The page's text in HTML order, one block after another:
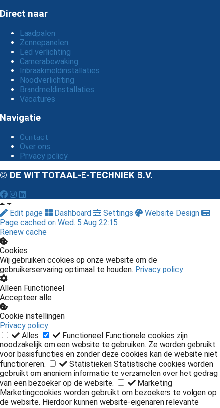
Direct naar
Laadpalen
Zonnepanelen
Led verlichting
Camerabewaking
Inbraakmeldinstallaties
Noodverlichting
Brandmeldinstallaties
Vacatures
Navigatie
Contact
Over ons
Privacy policy
© DE WIT TOTAAL-E-TECHNIEK B.V.
Edit page Dashboard Settings
Website Design
Page cached on Wed. 5 Aug 22:15
Renew cache
Cookies
Wij gebruiken cookies op onze website om de
gebruikerservaring optimaal te houden. Privacy policy
Alleen Functioneel
Accepteer alle
Cookie instellingen
Privacy policy
Alles
Functioneel Functionele cookies zijn
noodzakelijk om een website te gebruiken. Ze worden gebruikt
voor basisfuncties en zonder deze cookies kan de website niet
functioneren.
Statistieken Statistische cookies worden
gebruikt om anoniem informatie te verzamelen over het gedrag
van een bezoeker op de website.
Marketing
Marketingcookies worden gebruikt om bezoekers te volgen op
de website. Hierdoor kunnen website-eigenaren relevante